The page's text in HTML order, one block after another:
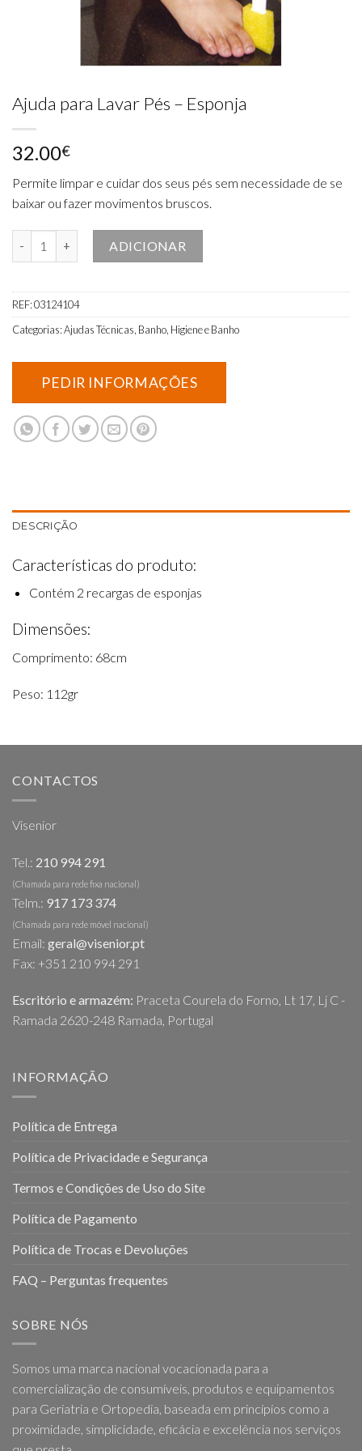
Ajuda para Lavar Pés – Esponja
32.00€
Permite limpar e cuidar dos seus pés sem necessidade de se
baixar ou fazer movimentos bruscos.
ADICIONAR
REF:03124104
Categorias:Ajudas Técnicas, Banho, Higiene e Banho
DESCRIÇÃO
Características do produto:
Contém 2 recargas de esponjas
Dimensões:
Comprimento: 68cm
Peso: 112gr
CONTACTOS
Visenior
Tel.: 210 994 291
(Chamada para rede fixa nacional)
Telm.: 917 173 374
(Chamada para rede móvel nacional)
Email: geral@visenior.pt
Fax: +351 210 994 291
Escritório e armazém: Praceta Courela do Forno, Lt 17, Lj C -
Ramada 2620-248 Ramada, Portugal
INFORMAÇÃO
Política de Entrega
Política de Privacidade e Segurança
Termos e Condições de Uso do Site
Política de Pagamento
Política de Trocas e Devoluções
FAQ – Perguntas frequentes
SOBRE NÓS
Somos uma marca nacional vocacionada para a
comercialização de consumíveis, produtos e equipamentos
para Geriatria e Ortopedia, baseada em princípios como a
proximidade, simplicidade, eficácia e excelência nos serviços